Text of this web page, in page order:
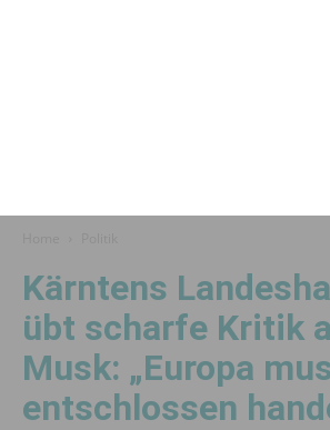
Kärntens
übt scharfe Kritik
Musk: „Europa
entschlossen